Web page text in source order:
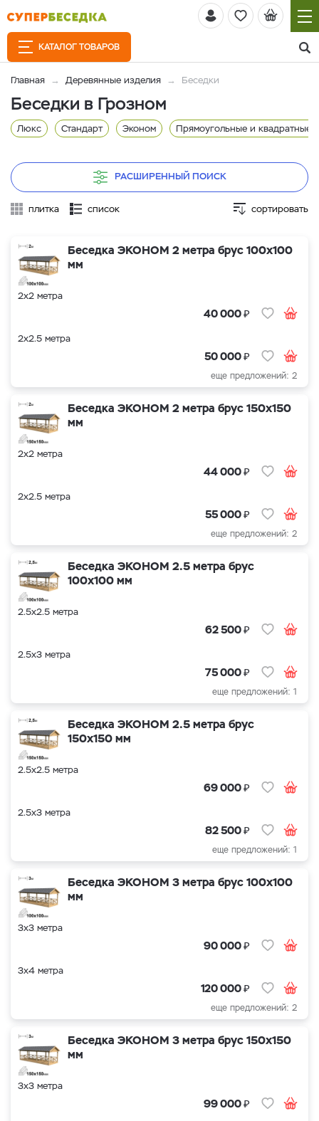
КАТАЛОГ ТОВАРОВ
Главная Деревянные изделия Беседки
Беседки в Грозном
Люкс Стандарт Эконом Прямоугольные и квадратные
РАСШИРЕННЫЙ ПОИСК
плитка список сортировать
Беседка ЭКОНОМ 2 метра брус 100х100
мм
2х2 метра
40 000₽
2х2.5 метра
50 000₽
еще предложений: 2
Беседка ЭКОНОМ 2 метра брус 150х150
мм
2х2 метра
44 000₽
2х2.5 метра
55 000₽
еще предложений: 2
Беседка ЭКОНОМ 2.5 метра брус
100х100 мм
2.5х2.5 метра
62 500₽
2.5х3 метра
75 000₽
еще предложений: 1
Беседка ЭКОНОМ 2.5 метра брус
150х150 мм
2.5х2.5 метра
69 000₽
2.5х3 метра
82 500₽
еще предложений: 1
Беседка ЭКОНОМ 3 метра брус 100х100
мм
3х3 метра
90 000₽
3х4 метра
120 000₽
еще предложений: 2
Беседка ЭКОНОМ 3 метра брус 150х150
мм
3х3 метра
99 000₽